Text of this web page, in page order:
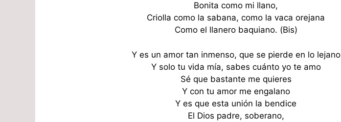
Bonita como mi llano,
Criolla como la sabana, como la vaca orejana
Como el llanero baquiano. (Bis)
Y es un amor tan inmenso, que se pierde en lo lejano
Y solo tu vida mía, sabes cuánto yo te amo
Sé que bastante me quieres
Y con tu amor me engalano
Y es que esta unión la bendice
El Dios padre, soberano,